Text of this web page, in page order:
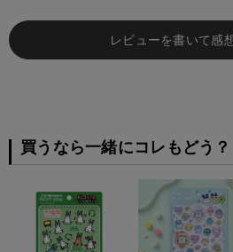
レビューを書いて感
買うなら一緒にコレもどう？